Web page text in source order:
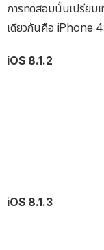
การทดสอบนั้นเปรียบ
เดียวกันคือ iPhone
iOS 8.1.2
iOS 8.1.3